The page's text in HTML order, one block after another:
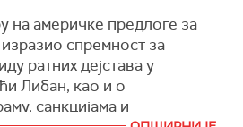
сам то председнику САД
је Нетанјаху.
његова влада жели да
подршку,
компоненту војне
на америчке предлоге за
спремност за
ратних дејстава у
Либан, као и о
санкцијама и